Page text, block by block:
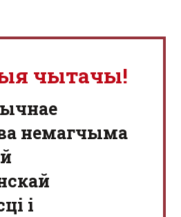
чытачы!
немагчыма
і